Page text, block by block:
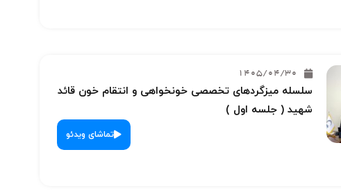
1405/04/30
سلسله میزگردهای تخصصی خونخواهی و انتقام خون قائد
شهید ( جلسه اول )
تماشای ویدئو